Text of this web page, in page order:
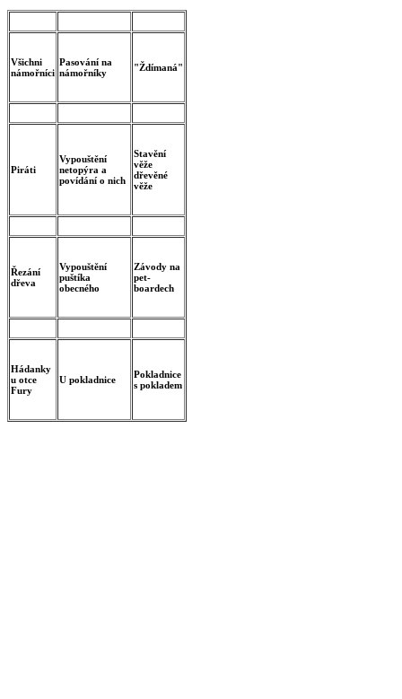
Všichni
námořníci
Pasování na
námořníky
"Ždímaná"
Piráti
Vypouštění
netopýra a
povídání o nich
Stavění
věže
dřevěné
věže
Řezání
dřeva
Vypouštění
puštíka
obecného
Závody na
pet-
boardech
Hádanky
u otce
Fury
U pokladnice
Pokladnice
s pokladem